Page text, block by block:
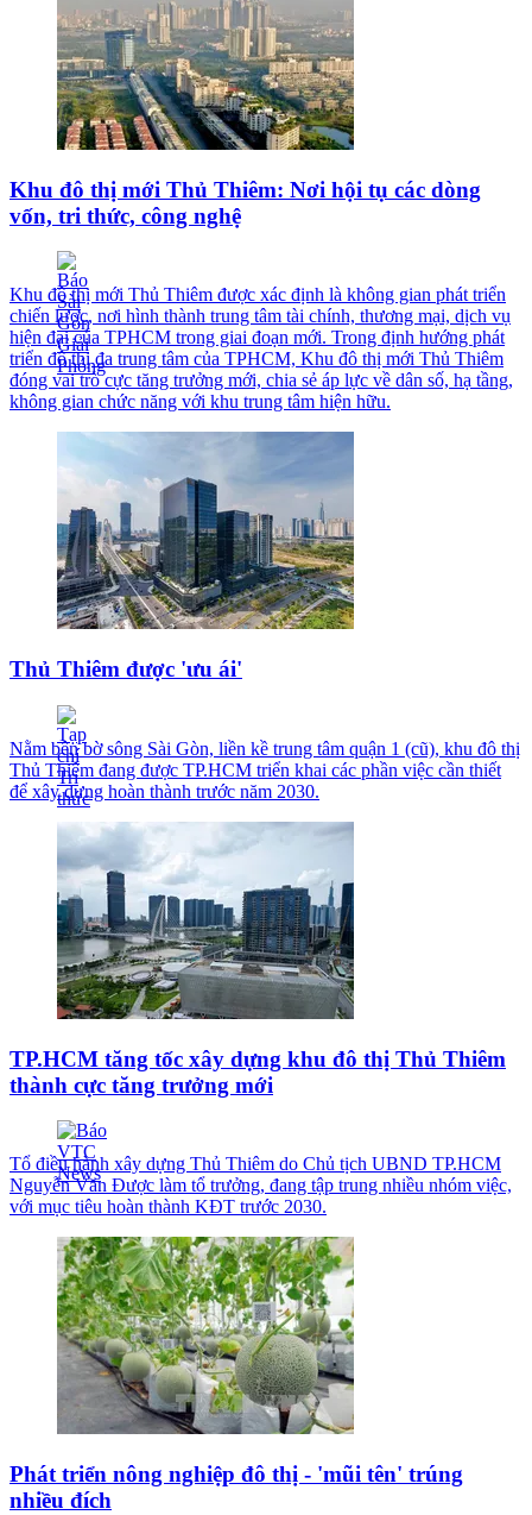
Khu đô thị mới Thủ Thiêm: Nơi hội tụ các dòng
vốn, tri thức, công nghệ
Khu đô thị mới Thủ Thiêm được xác định là không gian phát triển
chiến lược, nơi hình thành trung tâm tài chính, thương mại, dịch vụ
hiện đại của TPHCM trong giai đoạn mới. Trong định hướng phát
triển đô thị đa trung tâm của TPHCM, Khu đô thị mới Thủ Thiêm
đóng vai trò cực tăng trưởng mới, chia sẻ áp lực về dân số, hạ tầng,
không gian chức năng với khu trung tâm hiện hữu.
Thủ Thiêm được 'ưu ái'
Nằm bên bờ sông Sài Gòn, liền kề trung tâm quận 1 (cũ), khu đô thị
Thủ Thiêm đang được TP.HCM triển khai các phần việc cần thiết
để xây dựng hoàn thành trước năm 2030.
TP.HCM tăng tốc xây dựng khu đô thị Thủ Thiêm
thành cực tăng trưởng mới
Tổ điều hành xây dựng Thủ Thiêm do Chủ tịch UBND TP.HCM
Nguyễn Văn Được làm tổ trưởng, đang tập trung nhiều nhóm việc,
với mục tiêu hoàn thành KĐT trước 2030.
Phát triển nông nghiệp đô thị - 'mũi tên' trúng
nhiều đích